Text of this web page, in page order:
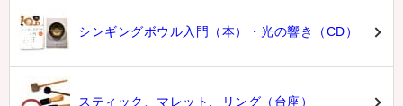
シンギングボウル入門（本）・光の響き（CD）
スティック、マレット、リング（台座）